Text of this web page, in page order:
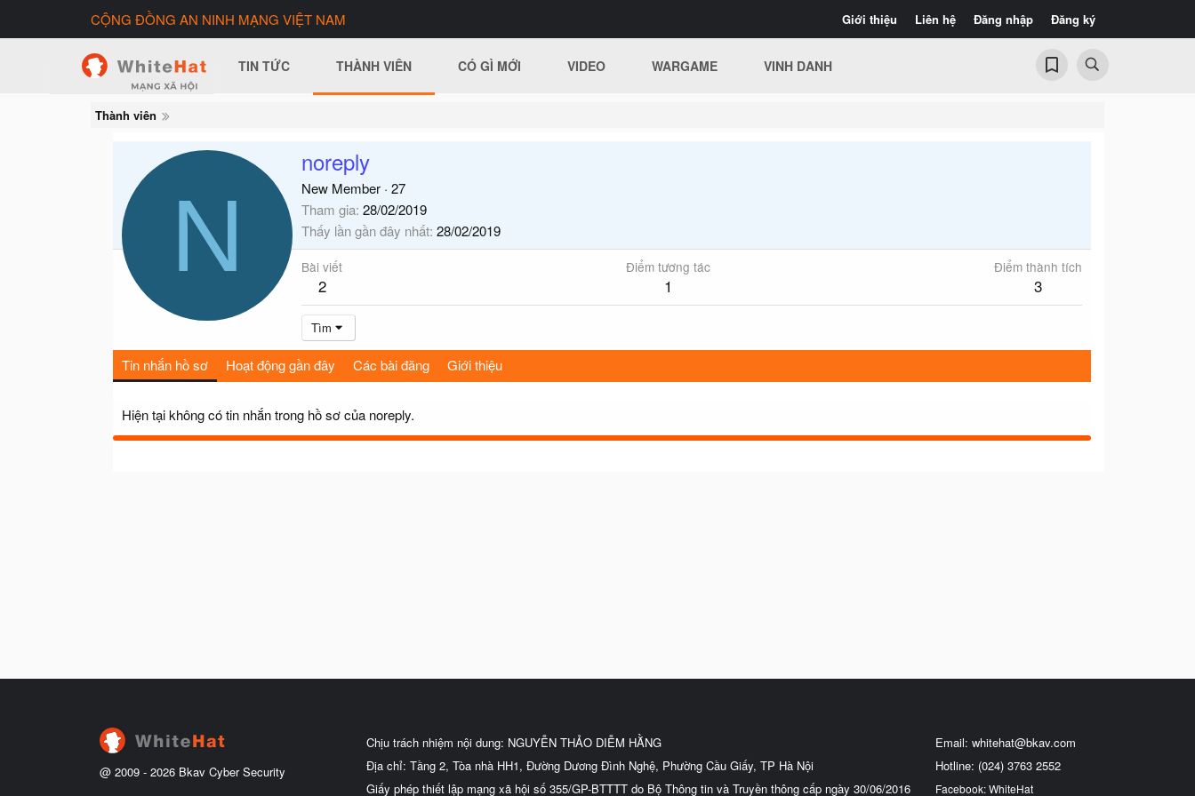
Giới thiệu Liên hệ Đăng nhập Đăng ký
CỘNG ĐỒNG AN NINH MẠNG VIỆT NAM
TIN TỨC THÀNH VIÊN CÓ GÌ MỚI VIDEO WARGAME VINH DANH
Thành viên
N
noreply
New Member · 27
Tham gia 28/02/2019
Thấy lần gần đây nhất 28/02/2019
Bài viết
2
Điểm tương tác
1
Điểm thành tích
3
Tìm
Tin nhắn hồ sơ Hoạt động gần đây Các bài đăng Giới thiệu
Hiện tại không có tin nhắn trong hồ sơ của noreply.
@ 2009 - 2026 Bkav Cyber Security
Chịu trách nhiệm nội dung: NGUYỄN THẢO DIỄM HẰNG
Địa chỉ: Tầng 2, Tòa nhà HH1, Đường Dương Đình Nghệ, Phường Cầu Giấy, TP Hà Nội
Giấy phép thiết lập mạng xã hội số 355/GP-BTTTT do Bộ Thông tin và Truyền thông cấp ngày 30/06/2016
Email: whitehat@bkav.com
Hotline: (024) 3763 2552
Facebook: WhiteHat